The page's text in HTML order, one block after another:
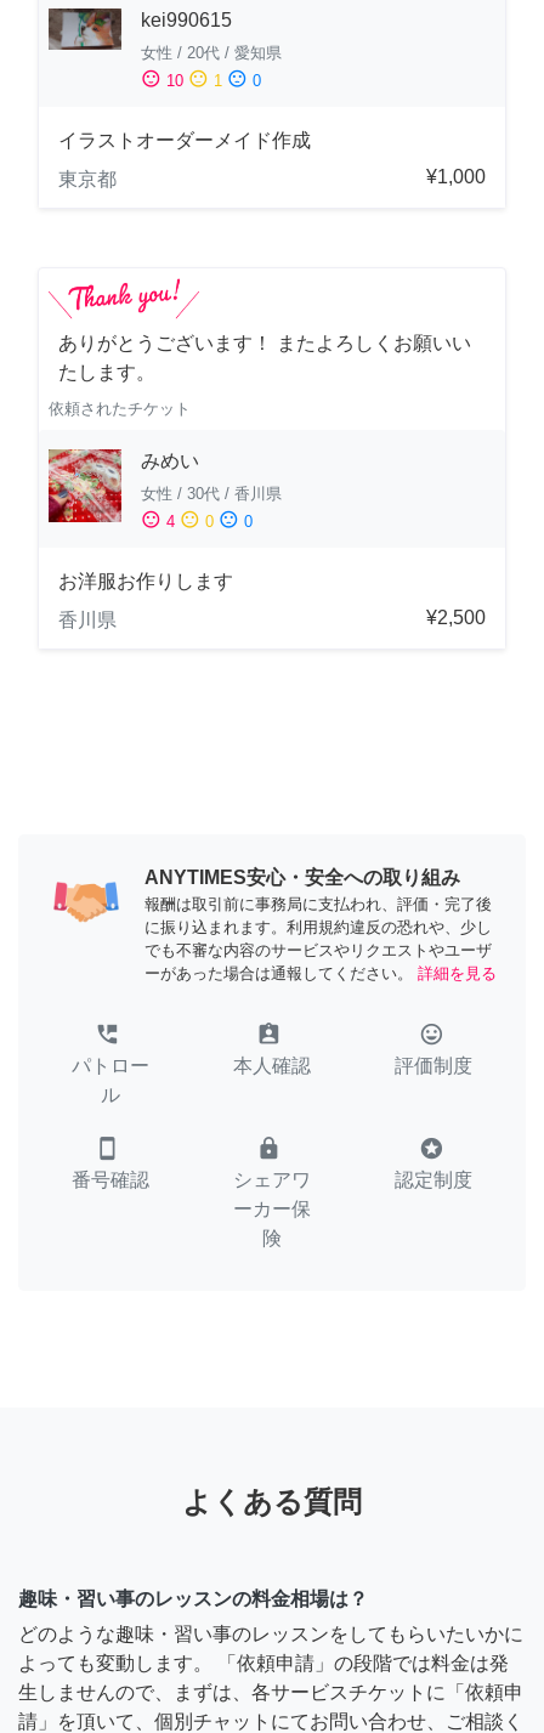
kei990615
女性 / 20代 / 愛知県
sentiment_satisfied 10 sentiment_neutral 1 sentiment_dissatisfied 0
イラストオーダーメイド作成
東京都
¥1,000
ありがとうございます！ またよろしくお願いい
たします。
依頼されたチケット
みめい
女性 / 30代 / 香川県
sentiment_satisfied 4 sentiment_neutral 0 sentiment_dissatisfied 0
お洋服お作りします
香川県
¥2,500
ANYTIMES安心・安全への取り組み
報酬は取引前に事務局に支払われ、評価・完了後
に振り込まれます。利用規約違反の恐れや、少し
でも不審な内容のサービスやリクエストやユーザ
ーがあった場合は通報してください。
詳細を見る
perm_phone_msg
パトロー
ル
assignment_ind
本人確認
tag_faces
評価制度
smartphone
番号確認
lock
シェアワ
ーカー保
険
stars
認定制度
よくある質問
趣味・習い事のレッスンの料金相場は？
どのような趣味・習い事のレッスンをしてもらいたいかに
よっても変動します。 「依頼申請」の段階では料金は発
生しませんので、まずは、各サービスチケットに「依頼申
請」を頂いて、個別チャットにてお問い合わせ、ご相談く